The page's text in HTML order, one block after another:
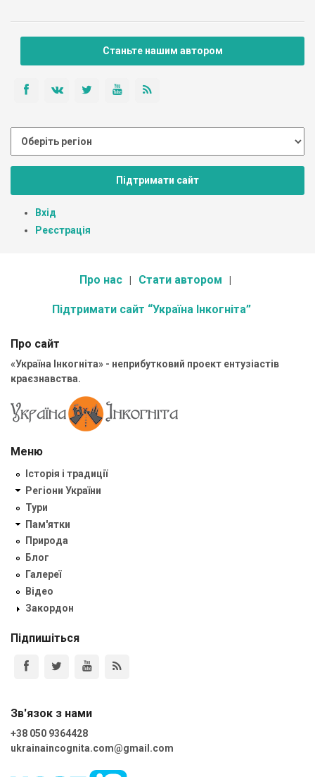
Станьте нашим автором
Підтримати сайт
Вхід
Реєстрація
Про нас Стати автором
Підтримати сайт “Україна Інкогніта”
Про сайт
«Україна Інкогніта» - неприбутковий проект ентузіастів
краєзнавства.
Меню
Історія і традиції
Регіони України
Тури
Пам'ятки
Природа
Блог
Галереї
Відео
Закордон
Підпишіться
Зв'язок з нами
+38 050 9364428
ukrainaincognita.com@gmail.com